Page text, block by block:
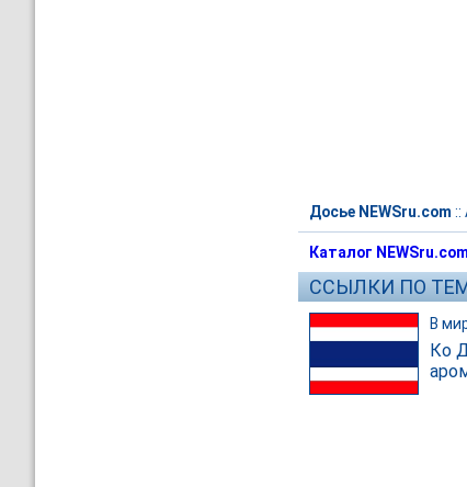
Досье NEWSru.com ::
Каталог NEWSru.com
ССЫЛКИ ПО
В
Ко